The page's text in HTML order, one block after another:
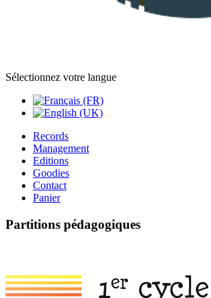
Sélectionnez votre langue
Records
Management
Editions
Goodies
Contact
Panier
Partitions pédagogiques